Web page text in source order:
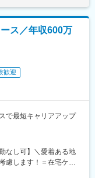
ス／年収600万
歓迎
で最短キャリアアップ
なし可】＼愛着ある地
慮します！＝在宅ケア